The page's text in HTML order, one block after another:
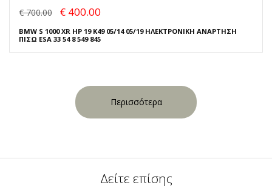
€ 700.00 € 400.00
BMW S 1000 XR HP 19 K49 05/14 05/19 ΗΛΕΚΤΡΟΝΙΚΗ ΑΝΑΡΤΗΣΗ
ΠΙΣΩ ESA 33 54 8 549 845
Περισσότερα
Δείτε επίσης